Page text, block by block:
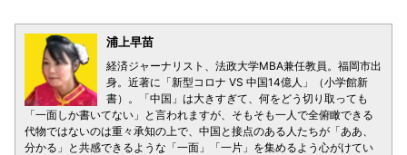
浦上早苗
経済ジャーナリスト、法政大学MBA兼任教員。福岡市出
身。近著に「新型コロナ VS 中国14億人」（小学館新
書）。「中国」は大きすぎて、何をどう切り取っても
「一面しか書いてない」と言われますが、そもそも一人で全俯瞰できる
代物ではないのは重々承知の上で、中国と接点のある人たちが「ああ、
分かる」と共感できるような「一面」「一片」を集めるよう心がけてい